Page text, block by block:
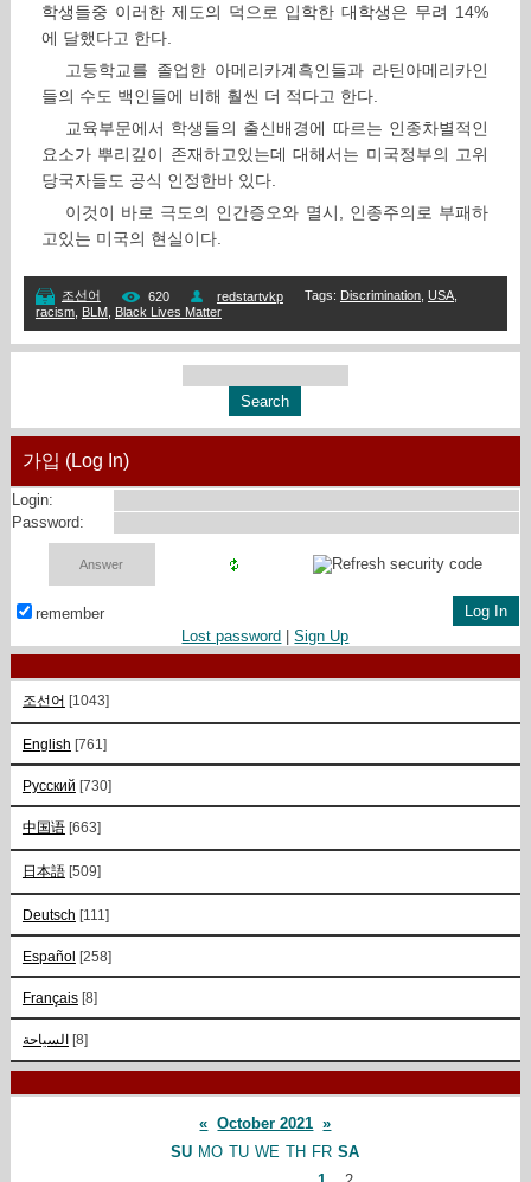
학생들중 이러한 제도의 덕으로 입학한 대학생은 무려 14%
에 달했다고 한다.
고등학교를 졸업한 아메리카계흑인들과 라틴아메리카인
들의 수도 백인들에 비해 훨씬 더 적다고 한다.
교육부문에서 학생들의 출신배경에 따르는 인종차별적인
요소가 뿌리깊이 존재하고있는데 대해서는 미국정부의 고위
당국자들도 공식 인정한바 있다.
이것이 바로 극도의 인간증오와 멸시, 인종주의로 부패하
고있는 미국의 현실이다.
조선어 620 redstartvkp Tags: Discrimination, USA,
racism, BLM Black Lives Matter
가입 (Log In)
Login:
Password:
remember
Lost password |Sign Up
조선어 [1043]
English [761]
Русский [730]
中国语 [663]
日本語 [509]
Deutsch [111]
Español [258]
Français [8]
السياحة [8]
« October 2021 »
SU MO TU WE TH FR SA